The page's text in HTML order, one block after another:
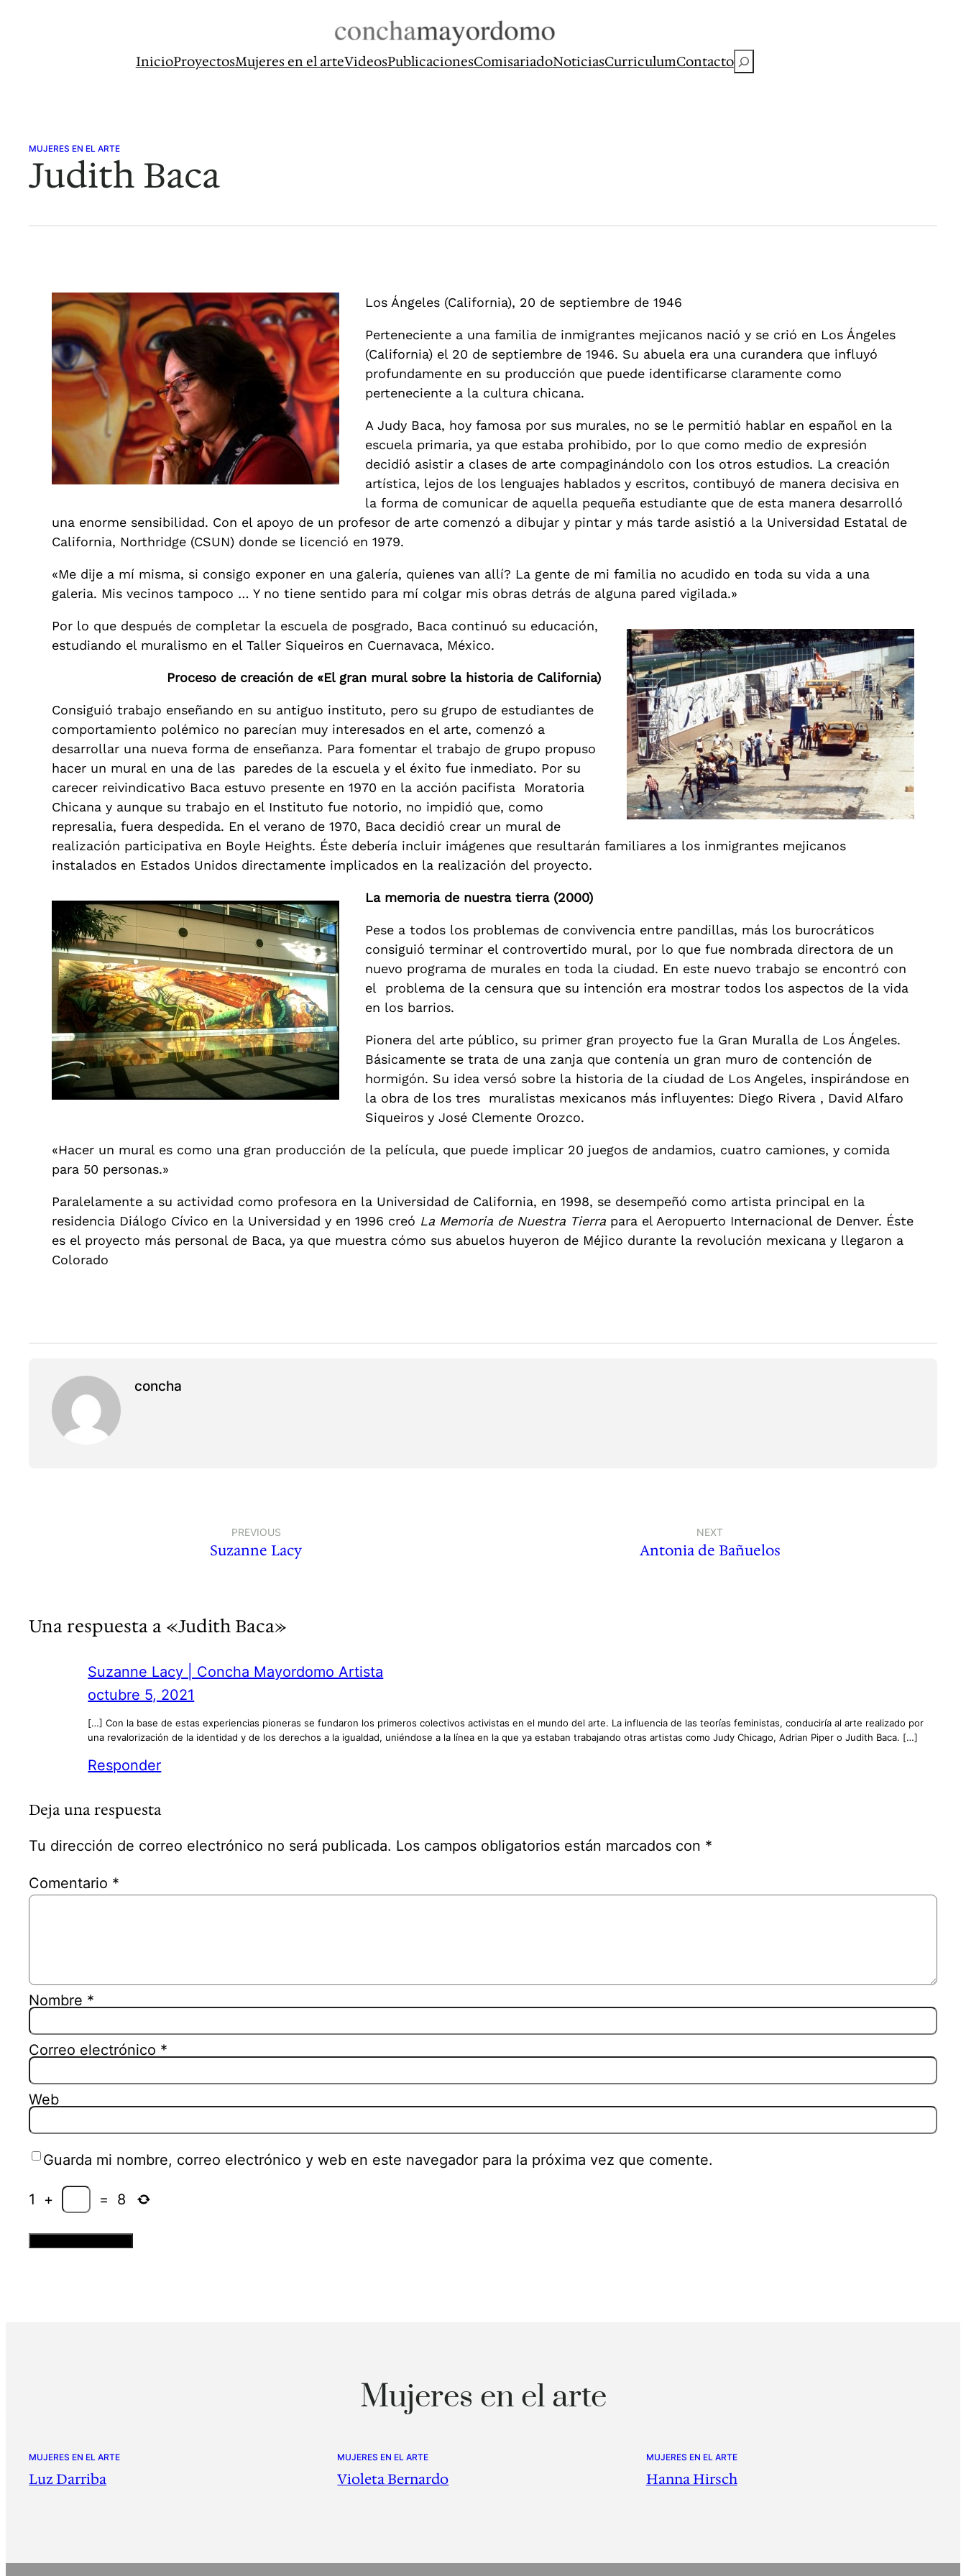
InicioProyectosMujeres en el arteVideosPublicacionesComisariadoNoticiasCurriculumContactoBuscar
MUJERES EN EL ARTE
Judith Baca
Los Ángeles (California), 20 de septiembre de 1946
Perteneciente a una familia de inmigrantes mejicanos nació y se crió en Los Ángeles
(California) el 20 de septiembre de 1946. Su abuela era una curandera que influyó
profundamente en su producción que puede identificarse claramente como
perteneciente a la cultura chicana.
A Judy Baca, hoy famosa por sus murales, no se le permitió hablar en español en la
escuela primaria, ya que estaba prohibido, por lo que como medio de expresión
decidió asistir a clases de arte compaginándolo con los otros estudios. La creación
artística, lejos de los lenguajes hablados y escritos, contibuyó de manera decisiva en
la forma de comunicar de aquella pequeña estudiante que de esta manera desarrolló
una enorme sensibilidad. Con el apoyo de un profesor de arte comenzó a dibujar y pintar y más tarde asistió a la Universidad Estatal de
California, Northridge (CSUN) donde se licenció en 1979.
«Me dije a mí misma, si consigo exponer en una galería, quienes van allí? La gente de mi familia no acudido en toda su vida a una
galeria. Mis vecinos tampoco … Y no tiene sentido para mí colgar mis obras detrás de alguna pared vigilada.»
Por lo que después de completar la escuela de posgrado, Baca continuó su educación,
estudiando el muralismo en el Taller Siqueiros en Cuernavaca, México.
Proceso de creación de «El gran mural sobre la historia de California)
Consiguió trabajo enseñando en su antiguo instituto, pero su grupo de estudiantes de
comportamiento polémico no parecían muy interesados en el arte, comenzó a
desarrollar una nueva forma de enseñanza. Para fomentar el trabajo de grupo propuso
hacer un mural en una de las paredes de la escuela y el éxito fue inmediato. Por su
carecer reivindicativo Baca estuvo presente en 1970 en la acción pacifista Moratoria
Chicana y aunque su trabajo en el Instituto fue notorio, no impidió que, como
represalia, fuera despedida. En el verano de 1970, Baca decidió crear un mural de
realización participativa en Boyle Heights. Éste debería incluir imágenes que resultarán familiares a los inmigrantes mejicanos
instalados en Estados Unidos directamente implicados en la realización del proyecto.
La memoria de nuestra tierra (2000)
Pese a todos los problemas de convivencia entre pandillas, más los burocráticos
consiguió terminar el controvertido mural, por lo que fue nombrada directora de un
nuevo programa de murales en toda la ciudad. En este nuevo trabajo se encontró con
el problema de la censura que su intención era mostrar todos los aspectos de la vida
en los barrios.
Pionera del arte público, su primer gran proyecto fue la Gran Muralla de Los Ángeles.
Básicamente se trata de una zanja que contenía un gran muro de contención de
hormigón. Su idea versó sobre la historia de la ciudad de Los Angeles, inspirándose en
la obra de los tres muralistas mexicanos más influyentes: Diego Rivera , David Alfaro
Siqueiros y José Clemente Orozco.
«Hacer un mural es como una gran producción de la película, que puede implicar 20 juegos de andamios, cuatro camiones, y comida
para 50 personas.»
Paralelamente a su actividad como profesora en la Universidad de California, en 1998, se desempeñó como artista principal en la
residencia Diálogo Cívico en la Universidad y en 1996 creó La Memoria de Nuestra Tierra para el Aeropuerto Internacional de Denver. Éste
es el proyecto más personal de Baca, ya que muestra cómo sus abuelos huyeron de Méjico durante la revolución mexicana y llegaron a
Colorado
concha
PREVIOUS
Suzanne Lacy
NEXT
Antonia de Bañuelos
Una respuesta a «Judith Baca»
Suzanne Lacy | Concha Mayordomo Artista
octubre 5, 2021
[…] Con la base de estas experiencias pioneras se fundaron los primeros colectivos activistas en el mundo del arte. La influencia de las teorías feministas, conduciría al arte realizado por
una revalorización de la identidad y de los derechos a la igualdad, uniéndose a la línea en la que ya estaban trabajando otras artistas como Judy Chicago, Adrian Piper o Judith Baca. […]
Responder
Deja una respuesta
Tu dirección de correo electrónico no será publicada. Los campos obligatorios están marcados con *
Comentario *
Nombre *
Correo electrónico *
Web
Guarda mi nombre, correo electrónico y web en este navegador para la próxima vez que comente.
1 + = 8
Mujeres en el arte
MUJERES EN EL ARTE
Luz Darriba
MUJERES EN EL ARTE
Violeta Bernardo
MUJERES EN EL ARTE
Hanna Hirsch